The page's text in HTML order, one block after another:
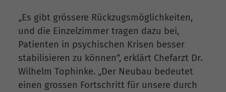
„Es gibt grössere Rückzugsmöglichkeiten,
und die Einzelzimmer tragen dazu bei,
Patienten in psychischen Krisen besser
stabilisieren zu können“, erklärt Chefarzt Dr.
Wilhelm Tophinke. „Der Neubau bedeutet
einen grossen Fortschritt für unsere durch